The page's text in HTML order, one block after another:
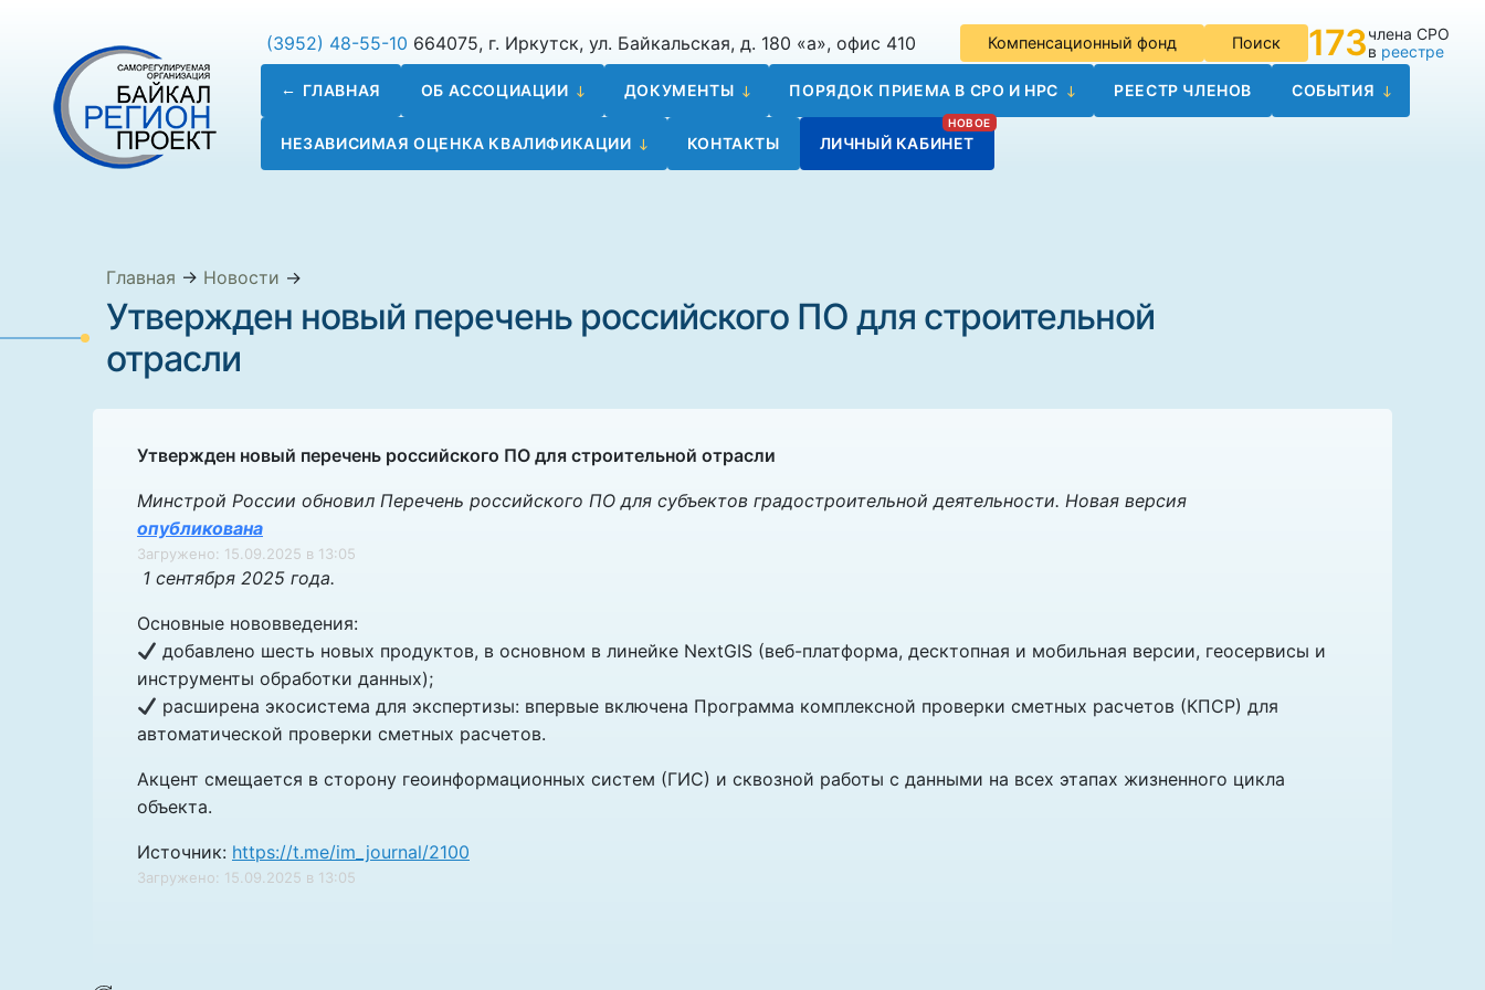
(3952) 48-55-10 664075, г. Иркутск, ул. Байкальская, д. 180 «а», офис 410 Компенсационный фонд Поиск 173члена СРО
в реестре
ГЛАВНАЯ ОБ АССОЦИАЦИИ ДОКУМЕНТЫ ПОРЯДОК ПРИЕМА В СРО И НРС РЕЕСТР ЧЛЕНОВ СОБЫТИЯ
НЕЗАВИСИМАЯ ОЦЕНКА КВАЛИФИКАЦИИ КОНТАКТЫ ЛИЧНЫЙ КАБИНЕТ
Главная → Новости →
Утвержден новый перечень российского ПО для строительной
отрасли
Утвержден новый перечень российского ПО для строительной отрасли
Минстрой России обновил Перечень российского ПО для субъектов градостроительной деятельности. Новая версия
опубликована
Загружено: 15.09.2025 в 13:05
1 сентября 2025 года.
Основные нововведения:
добавлено шесть новых продуктов, в основном в линейке NextGIS (веб-платформа, десктопная и мобильная версии, геосервисы и
инструменты обработки данных);
расширена экосистема для экспертизы: впервые включена Программа комплексной проверки сметных расчетов (КПСР) для
автоматической проверки сметных расчетов.
Акцент смещается в сторону геоинформационных систем (ГИС) и сквозной работы с данными на всех этапах жизненного цикла
объекта.
Источник: https://t.me/im_journal/2100
Загружено: 15.09.2025 в 13:05